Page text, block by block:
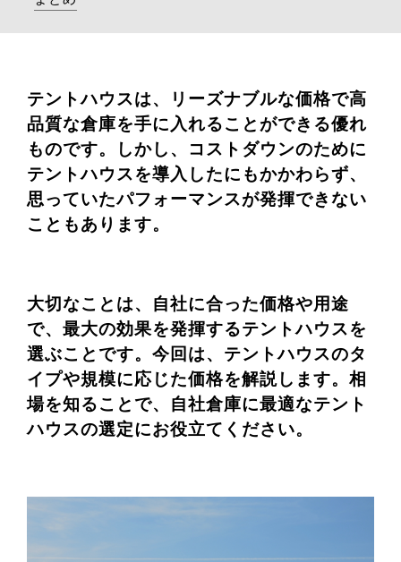
テントハウスは、リーズナブルな価格で高
品質な倉庫を手に入れることができる優れ
ものです。しかし、コストダウンのために
テントハウスを導入したにもかかわらず、
思っていたパフォーマンスが発揮できない
こともあります。
大切なことは、自社に合った価格や用途
で、最大の効果を発揮するテントハウスを
選ぶことです。今回は、テントハウスのタ
イプや規模に応じた価格を解説します。相
場を知ることで、自社倉庫に最適なテント
ハウスの選定にお役立てください。